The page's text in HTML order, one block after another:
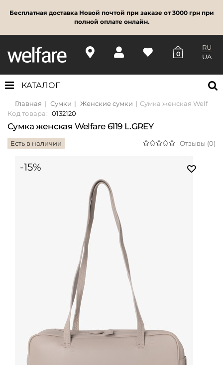
Бесплатная доставка Новой почтой при заказе от 3000 грн при
полной оплате онлайн.
0
RU
UA
КАТАЛОГ
Главная Сумки Женские сумки
Сумка женская Welfare
Код товара: 0132120
Сумка женская Welfare 6119 L.GREY
Есть в наличии Отзывы (0)
-15%